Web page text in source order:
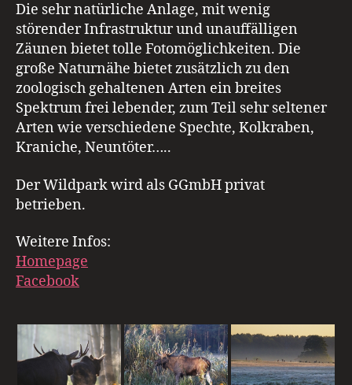
Die sehr natürliche Anlage, mit wenig
störender Infrastruktur und unauffälligen
Zäunen bietet tolle Fotomöglichkeiten. Die
große Naturnähe bietet zusätzlich zu den
zoologisch gehaltenen Arten ein breites
Spektrum frei lebender, zum Teil sehr seltener
Arten wie verschiedene Spechte, Kolkraben,
Kraniche, Neuntöter…..
Der Wildpark wird als GGmbH privat
betrieben.
Weitere Infos:
Homepage
Facebook